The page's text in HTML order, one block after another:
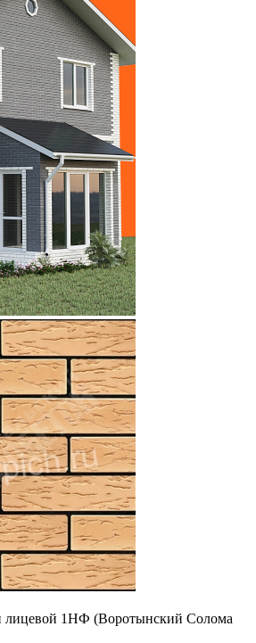
лицевой 1НФ (Воротынский Солома